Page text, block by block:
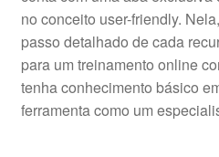
no conceito user-friendly.
passo detalhado de cada
para um treinamento online
tenha conhecimento básico
ferramenta como um